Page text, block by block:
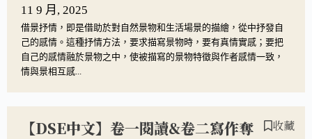
11 9 月, 2025
借景抒情，即是借助於對自然景物和生活場景的描繪，從中抒發自
己的感情。這種抒情方法，要求描寫景物時，要有真情實感；要把
自己的感情融於景物之中，使被描寫的景物特徵與作者感情一致，
情與景相互感...
【DSE中文】卷一閱讀&卷二寫作奪
收藏